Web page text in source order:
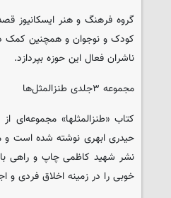
گروه فرهنگ و هنر ایسکانیوز
کودک و نوجوان و همچنین کمک
ناشران فعال این حوزه بپردازد.
مجموعه ۳جلدی طنزالمثل‌ها
کتاب «طنزالمثلها»
حیدری ابهری نوشته شده است
نشر شهید کاظمی چاپ و راهی
خوبی را در زمینه اخلاق فردی و